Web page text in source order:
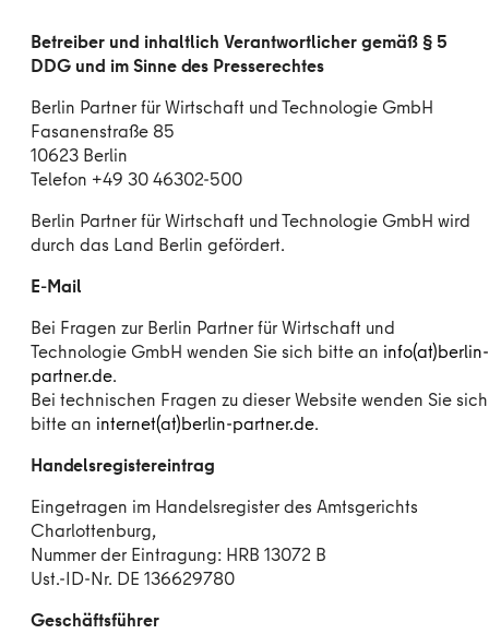
Betreiber und inhaltlich Verantwortlicher gemäß § 5
DDG und im Sinne des Presserechtes
Berlin Partner für Wirtschaft und Technologie GmbH
Fasanenstraße 85
10623 Berlin
Telefon +49 30 46302-500
Berlin Partner für Wirtschaft und Technologie GmbH wird
durch das Land Berlin gefördert.
E-Mail
Bei Fragen zur Berlin Partner für Wirtschaft und
Technologie GmbH wenden Sie sich bitte an info(at)berlin-
partner.de.
Bei technischen Fragen zu dieser Website wenden Sie sich
bitte an internet(at)berlin-partner.de.
Handelsregistereintrag
Eingetragen im Handelsregister des Amtsgerichts
Charlottenburg,
Nummer der Eintragung: HRB 13072 B
Ust.-ID-Nr. DE 136629780
Geschäftsführer